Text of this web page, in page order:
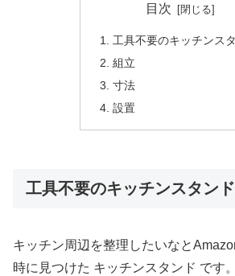
目次
工具不要のキッチンス
組立
寸法
設置
工具不要のキッチンスタンド
キッチン周辺を整理したいなと
時に見つけた キッチンスタンド です。